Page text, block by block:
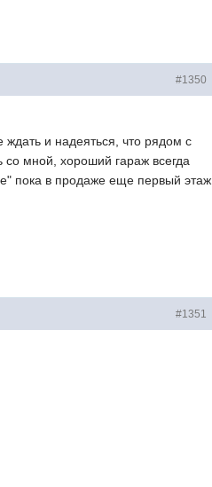
#1350
ждать и надеяться, что рядом с
со мной, хороший гараж всегда
пока в продаже еще первый этаж
#1351